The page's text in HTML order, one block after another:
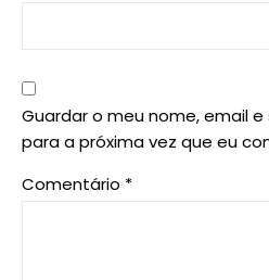
Guardar o meu nome, email
para a próxima vez que eu
Comentário *